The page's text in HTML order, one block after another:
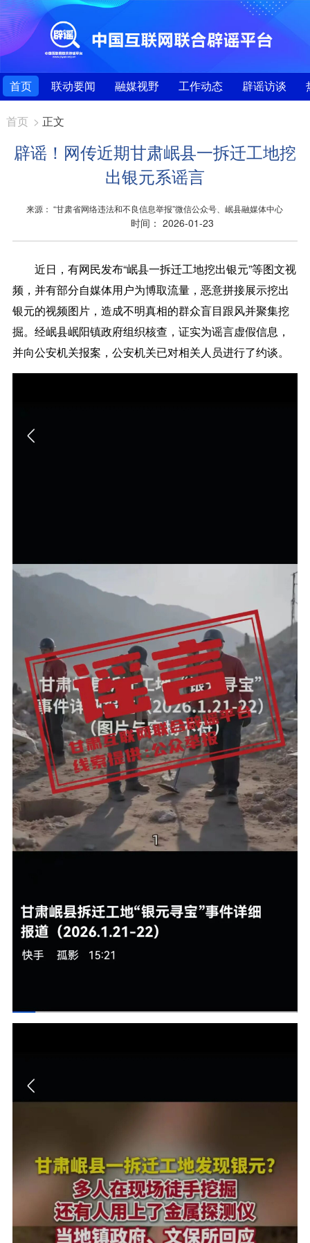
首页 联动要闻 融媒视野 工作动态 辟谣访谈
首页 > 正文
辟谣！网传近期甘肃岷县一拆迁工地挖
出银元系谣言
来源： “甘肃省网络违法和不良信息举报”微信公众号、岷县融媒体中心
时间： 2026-01-23
近日，有网民发布“岷县一拆迁工地挖出银元”等图文视
频，并有部分自媒体用户为博取流量，恶意拼接展示挖出
银元的视频图片，造成不明真相的群众盲目跟风并聚集挖
掘。经岷县岷阳镇政府组织核查，证实为谣言虚假信息，
并向公安机关报案，公安机关已对相关人员进行了约谈。